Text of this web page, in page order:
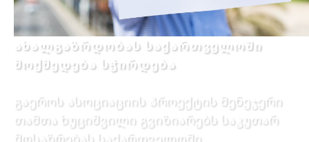
ახალგაზრდობას საქართველოში
მოქმედება სჭირდება
გაეროს ასოციაციის პროექტის მენეჯერი
თამთა ხუციშვილი გვიზიარებს საკუთარ
მოსაზრებას საქართველოში